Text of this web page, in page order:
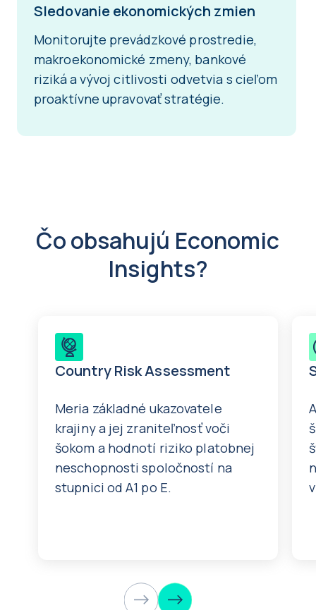
Sledovanie ekonomických zmien
Monitorujte prevádzkové prostredie,
makroekonomické zmeny, bankové
riziká a vývoj citlivosti odvetvia s cieľom
proaktívne upravovať stratégie.
Čo obsahujú Economic
Insights?
Country Risk Assessment
Meria základné ukazovatele
krajiny a jej zraniteľnosť voči
šokom a hodnotí riziko platobnej
neschopnosti spoločností na
stupnici od A1 po E.